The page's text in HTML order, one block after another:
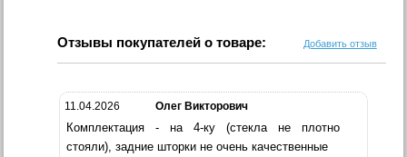
Отзывы покупателей о товаре: Добавить отзыв
11.04.2026 Олег Викторович
Комплектация - на 4-ку (стекла не плотно
стояли), задние шторки не очень качественные